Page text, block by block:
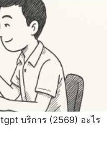
บริการ (2569) อะไร